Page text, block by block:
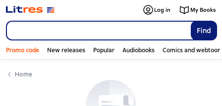
Find
Log in My Books
Promo code New releases Popular Audiobooks Comics and
Home
Слайдер с книгами